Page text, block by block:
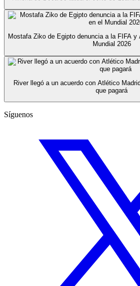
Mostafa Ziko de Egipto denuncia a la FIFA y
Mundial 2026
River llegó a un acuerdo con Atlético
que pagará
Síguenos